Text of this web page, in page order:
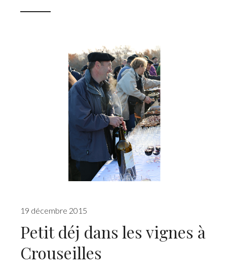
19 décembre 2015
Petit déj dans les vignes à
Crouseilles